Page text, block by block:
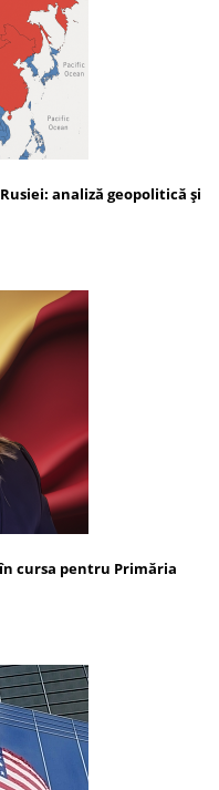
analiză geopolitică și
cursa pentru Primăria